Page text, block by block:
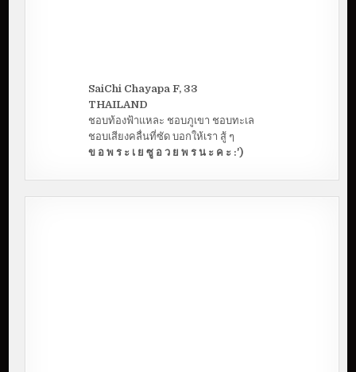
SaiChi Chayapa F, 33
THAILAND
ชอบท้องฟ้าแหละ ชอบภูเขา ชอบทะเล
ชอบเสียงคลื่นที่ซัด บอกให้เรา สู้ ๆ
ข อ พ ร ะ เ ย ซู อ ว ย พ ร น ะ ค ะ :')